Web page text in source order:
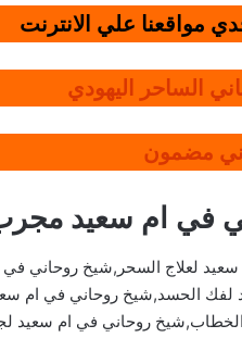
مواقعنا علي الانترنت
الساحر اليهودي
مضمون
في ام سعيد
لعلاج السحر,شيخ روحاني
الحسد,شيخ روحاني في ام
روحاني في ام سعيد